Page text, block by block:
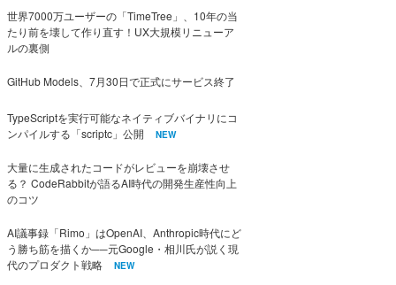
世界7000万ユーザーの「TimeTree」、10年の当
たり前を壊して作り直す！UX大規模リニューア
ルの裏側
GitHub Models、7月30日で正式にサービス終了
TypeScriptを実行可能なネイティブバイナリにコ
ンパイルする「scriptc」公開
NEW
大量に生成されたコードがレビューを崩壊させ
る？ CodeRabbitが語るAI時代の開発生産性向上
のコツ
AI議事録「Rimo」はOpenAI、Anthropic時代にど
う勝ち筋を描くか──元Google・相川氏が説く現
代のプロダクト戦略
NEW